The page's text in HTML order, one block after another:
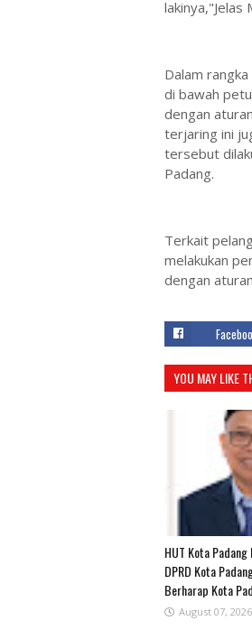
lakinya,"Jelas
Dalam
di bawah
dengan
terjaring ini
tersebut
Padang.
Terkait
melakukan
dengan
YOU MAY LIKE
HUT Kota
DPRD Kota
Berharap Kota
August 07, 2026